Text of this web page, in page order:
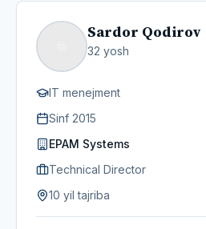
Sardor Qodirov
32 yosh
IT menejment
Sinf 2015
EPAM Systems
Technical Director
10 yil tajriba